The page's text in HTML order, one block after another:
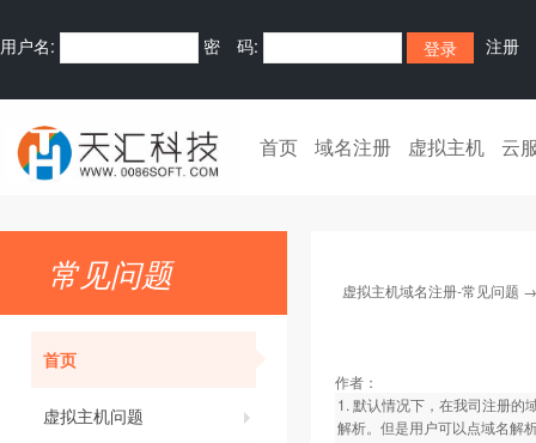
用户名: 密 码: 注册
首页 域名注册 虚拟主机 云
常见问题
首页
虚拟主机问题
虚拟主机域名注册-常见问题
作者：
1. 默认情况下，在我司注册的
解析。但是用户可以点域名解